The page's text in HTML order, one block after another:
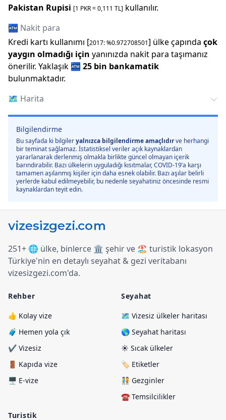
Pakistan Rupisi [1 PKR=0,111 TL] kullanılır.
🏧 Nakit para
Kredi kartı kullanımı [2017: %0.972708501] ülke çapında çok
yaygın olmadığı için yanınızda nakit para taşımanız
önerilir. Yaklaşık 🏧 25 bin bankamatik
bulunmaktadır.
🗺️ Harita
Bilgilendirme
Bu sayfada ki bilgileryalnızca bilgilendirme amaçlıdırve herhangi
bir teminat sağlamaz. İstatistiksel veriler açık kaynaklardan
yararlanarak derlenmiş olmakla birlikte güncel olmayan içerik
barındırabilir. Bazı ülkelerin uyguladığı kısıtmalar, COVID-19’a karşı
tamamen aşılanmış kişiler için daha esnek olabilir. Bazı aşılar belirli
yerlerde kabul edilmeyebilir, bu nedenle seyahatiniz öncesinde resmi
kaynaklardan teyit edin.
251+ 🌐 ülke, binlerce 🏛️ şehir ve 🏖️ turistik lokasyon
Türkiye'nin en detaylı seyahat & gezi veritabanı
vizesizgezi.com'da.
Rehber
👍 Kolay vize
🧳 Hemen yola çık
✔️ Vizesiz
🚪 Kapıda vize
🖥️ E-vize
Turistik
Seyahat
🗺️ Vizesiz ülkeler haritası
🌎 Seyahat haritası
☀️ Sıcak ülkeler
🏷️ Etiketler
🧑‍🤝‍🧑 Gezginler
☎️ Temsilcilikler